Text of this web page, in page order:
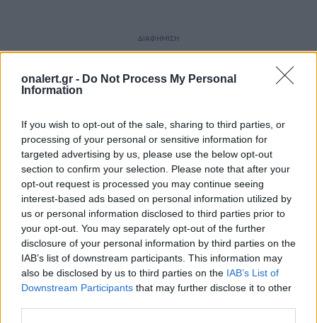
onalert.gr - Do Not Process My Personal
Information
If you wish to opt-out of the sale, sharing to third parties, or
processing of your personal or sensitive information for
targeted advertising by us, please use the below opt-out
section to confirm your selection. Please note that after your
opt-out request is processed you may continue seeing
interest-based ads based on personal information utilized by
us or personal information disclosed to third parties prior to
your opt-out. You may separately opt-out of the further
disclosure of your personal information by third parties on the
IAB’s list of downstream participants. This information may
also be disclosed by us to third parties on the IAB’s List of
Downstream Participants that may further disclose it to other
ΔΙΑΦΗΜΙΣΗ
ΣΧΕΤΙΚΑ ΑΡΘΡΑ